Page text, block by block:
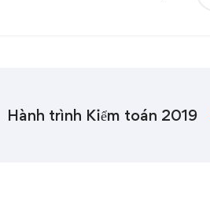
Hành trình Kiểm toán 2019